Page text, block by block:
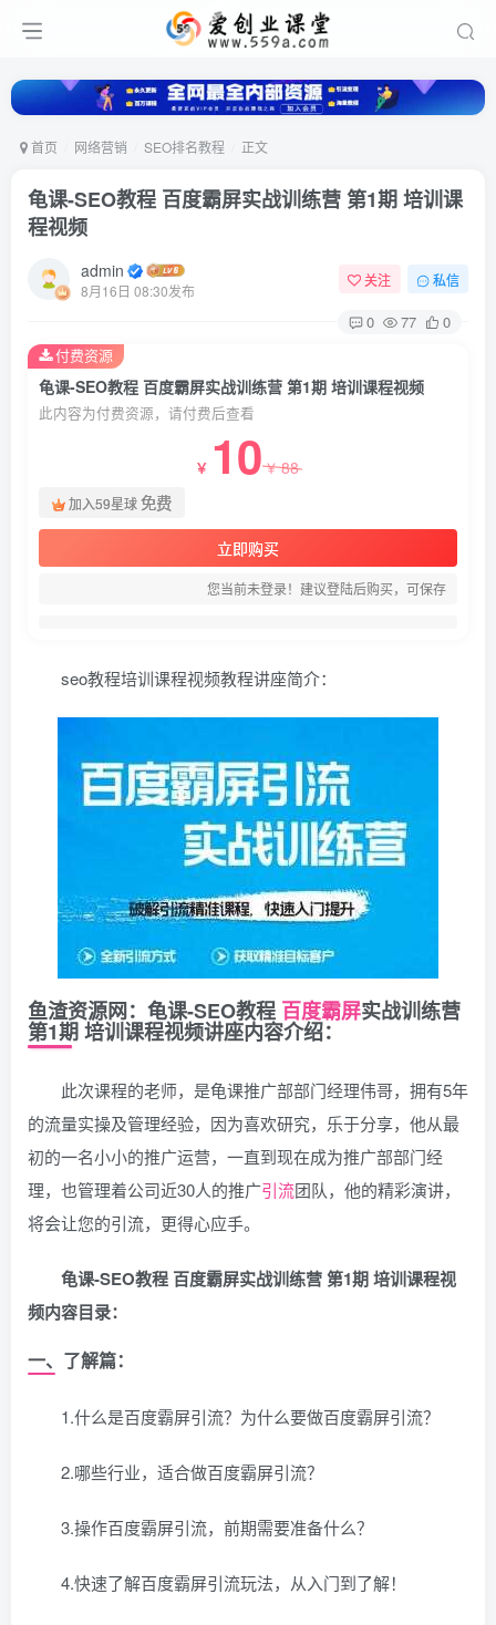
首页 网络营销 SEO排名教程 正文
龟课-SEO教程 百度霸屏实战训练营 第1期 培训课
程视频
admin
8月16日 08:30发布
关注 私信
0 77 0
龟课-SEO教程 百度霸屏实战训练营 第1期 培训课程视频
此内容为付费资源，请付费后查看
￥ 10￥88
加入59星球免费
立即购买
您当前未登录！建议登陆后购买，可保存
付费资源
seo教程培训课程视频教程讲座简介：
鱼渣资源网：龟课-SEO教程 百度霸屏实战训练营
第1期 培训课程视频讲座内容介绍：
此次课程的老师，是龟课推广部部门经理伟哥，拥有5年
的流量实操及管理经验，因为喜欢研究，乐于分享，他从最
初的一名小小的推广运营，一直到现在成为推广部部门经
理，也管理着公司近30人的推广引流团队，他的精彩演讲，
将会让您的引流，更得心应手。
龟课-SEO教程 百度霸屏实战训练营 第1期 培训课程视
频内容目录：
一、了解篇：
1.什么是百度霸屏引流？为什么要做百度霸屏引流？
2.哪些行业，适合做百度霸屏引流？
3.操作百度霸屏引流，前期需要准备什么？
4.快速了解百度霸屏引流玩法，从入门到了解！